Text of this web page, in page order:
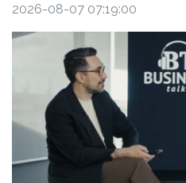
2026-08-07 07:19:00